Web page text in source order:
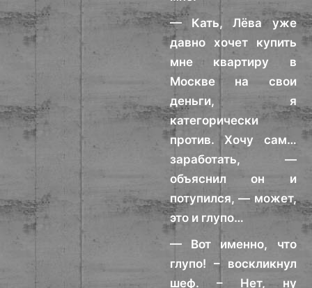
— Кать, Лёва уже
давно хочет купить
мне квартиру в
Москве на свои
деньги, я
категорически
против. Хочу сам…
заработать, —
объяснил он и
потупился, — может,
это и глупо…
— Вот именно, что
глупо! – воскликнул
шеф. – Нет, ну